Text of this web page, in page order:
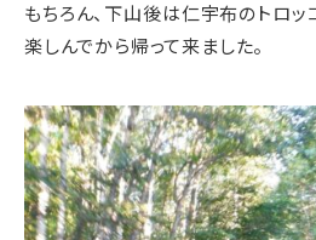
もちろん、下山後は仁宇布のトロッ
楽しんでから帰って来ました。